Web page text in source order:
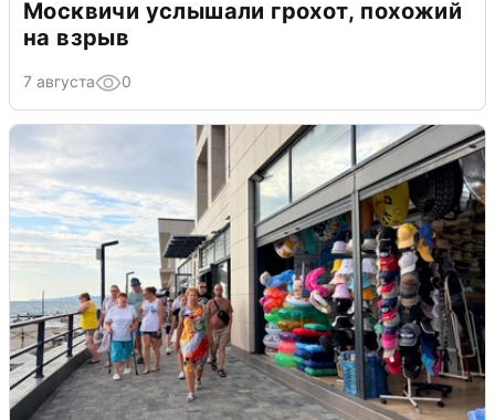
Москвичи услышали грохот, похожий
на взрыв
7 августа 0